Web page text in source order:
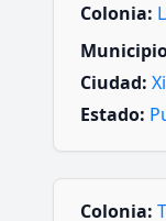
Colonia:
Ciudad:
Estado:
Colonia: